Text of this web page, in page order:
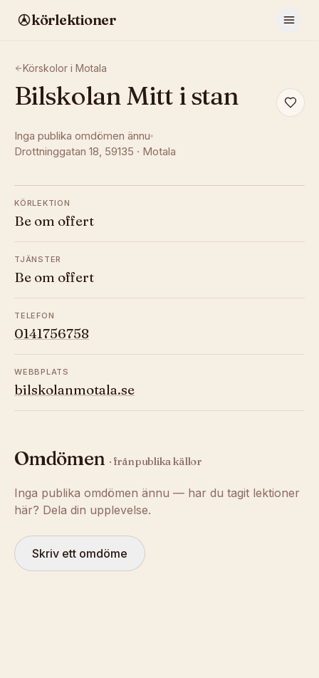
körlektioner
Körskolor i Motala
Bilskolan Mitt i stan
Inga publika omdömen ännu
Drottninggatan 18, 59135 · Motala
KÖRLEKTION
Be om offert
TJÄNSTER
Be om offert
TELEFON
0141756758
WEBBPLATS
bilskolanmotala.se
Omdömen · från publika källor
Inga publika omdömen ännu — har du tagit lektioner
här? Dela din upplevelse.
Skriv ett omdöme